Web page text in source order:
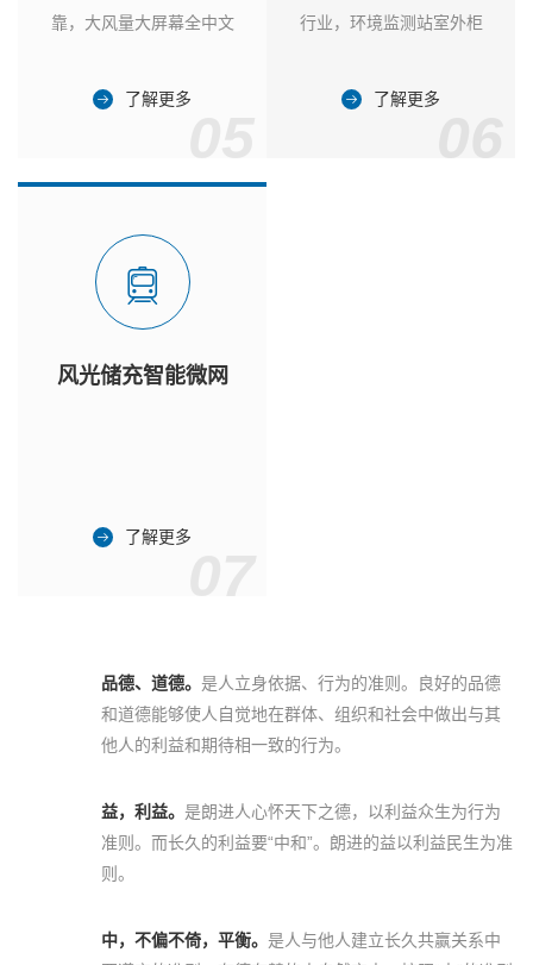
靠，大风量大屏幕全中文
了解更多
行业，环境监测站室外柜
了解更多
风光储充智能微网
了解更多
品德、道德。 是人立身依据、行为的准则。良好的品德
和道德能够使人自觉地在群体、组织和社会中做出与其
他人的利益和期待相一致的行为。
益，利益。 是朗进人心怀天下之德，以利益众生为行为
准则。而长久的利益要“中和”。朗进的益以利益民生为准
则。
中，不偏不倚，平衡。 是人与他人建立长久共赢关系中